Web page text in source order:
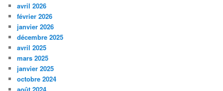
avril 2026
février 2026
janvier 2026
décembre 2025
avril 2025
mars 2025
janvier 2025
octobre 2024
août 2024